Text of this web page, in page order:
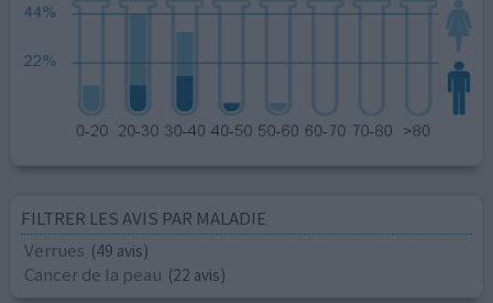
FILTRER LES AVIS PAR MALADIE
Verrues (49 avis)
Cancer de la peau (22 avis)